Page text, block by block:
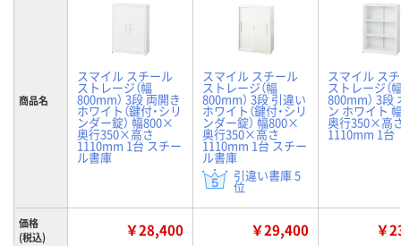
商品名
スマイル スチール
ストレージ（幅
800mm） 3段 両開き
ホワイト（鍵付・シリ
ンダー錠） 幅800×
奥行350×高さ
1110mm 1台 スチー
ル書庫
スマイル スチール
ストレージ（幅
800mm） 3段 引違い
ホワイト（鍵付・シリ
ンダー錠） 幅800×
奥行350×高さ
1110mm 1台 スチー
ル書庫
引違い書庫 5
位
スマイル ス
ストレージ（
800mm） 3段
ン ホワイト
奥行350×高
1110mm 1台
価格
(税込)
￥28,400 ￥29,400 ￥